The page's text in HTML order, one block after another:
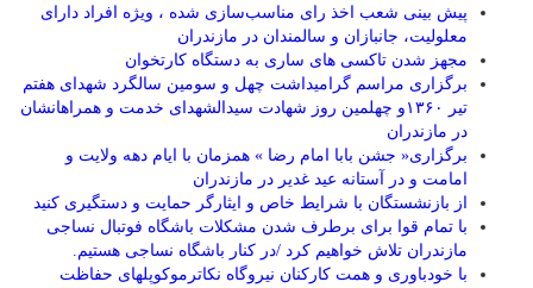
پیش بینی شعب اخذ رای مناسب‌سازی شده ، ویژه افراد دارای
معلولیت، جانبازان و سالمندان در مازندران
مجهز شدن تاکسی های ساری به دستگاه کارتخوان
برگزاری مراسم گرامیداشت چهل و سومین سالگرد شهدای هفتم
تیر ۱۳۶۰و چهلمین روز شهادت سیدالشهدای خدمت و همراهانشان
در مازندران
برگزاری« جشن بابا امام رضا » همزمان با ایام دهه ولایت و
امامت و در آستانه عید غدیر در مازندران
از بازنشستگان با شرایط خاص و ایثارگر حمایت و دستگیری کنید
با تمام قوا برای برطرف شدن مشکلات باشگاه فوتبال نساجی
مازندران تلاش خواهیم کرد /در کنار باشگاه نساجی هستیم.
با خودباوری و همت کارکنان نیروگاه نکاترموکوپلهای حفاظت